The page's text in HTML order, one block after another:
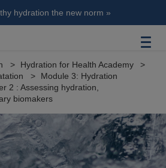
hydration the new norm »
Hydration for Health Academy
Module 3: Hydration
2 : Assessing hydration,
biomakers